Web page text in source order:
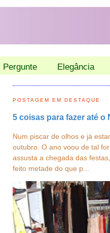
Pergunte Elegância
POSTAGEM EM DESTAQUE
5 coisas para fazer até o
Num piscar de olhos e já
outubro. O ano voou de tal
assusta a chegada das
feito metade do que p...